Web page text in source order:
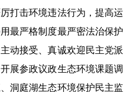
打击环境违法行为，提高运
最严格制度最严密法治保护
动接受、真诚欢迎民主党派
展参政议政生态环境课题调
洞庭湖生态环境保护民主监